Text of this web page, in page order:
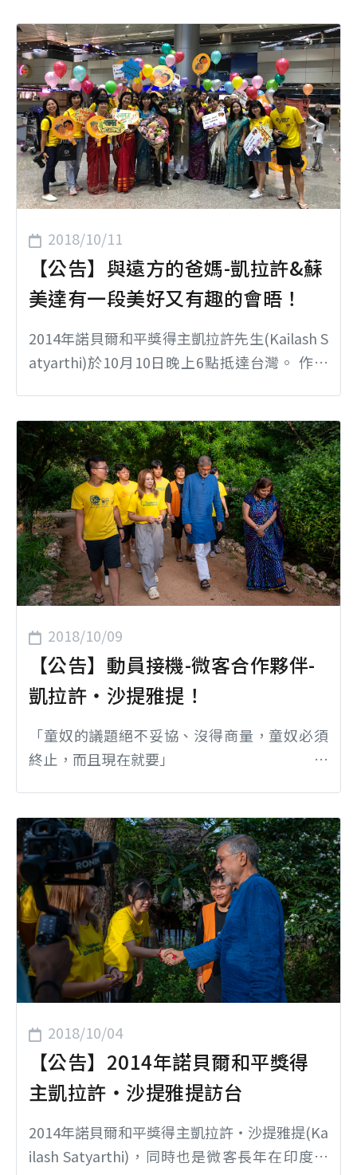
(四)正式改版!! 新功能搶先看 電子志工證明 - 線
上繳交心得後，經引導員審核，即可取得，且
可永久保存，既便利、迅速又環保! 背包/睡袋
租借 - 可直接於線上查詢還剩多少數量! 國際志
工報名系統全面更新 - ...
2018/10/11
【公告】與遠方的爸媽-凱拉許&蘇
美達有一段美好又有趣的會晤！
2014年諾貝爾和平獎得主凱拉許先生(Kailash S
atyarthi)於10月10日晚上6點抵達台灣。 作為
望他們能在抵台的第一時間就收到滿滿的溫
暖，如同我們在印度感受到的一樣。 在接機大
廳看著航班抵達、滑行，接著凱拉許夫婦從玻
璃門後走出來的那一刻，夥伴們開心得說不出
話，原先預演過的口號都拋在腦後了，...
2018/10/09
【公告】動員接機-微客合作夥伴-
凱拉許‧沙提雅提！
「童奴的議題絕不妥協、沒得商量，童奴必須
終止，而且現在就要」 本
更於2014年獲諾貝爾和平獎後受訪表示「我愛
台灣和台灣人，我們一起工作就像兄弟姊妹，
每個人都非常開心」。
2018/10/04
【公告】2014年諾貝爾和平獎得
主凱拉許‧沙提雅提訪台
2014年諾貝爾和平獎得主凱拉許‧沙提雅提(Ka
ilash Satyarthi)，同時也是微客長年在印度合